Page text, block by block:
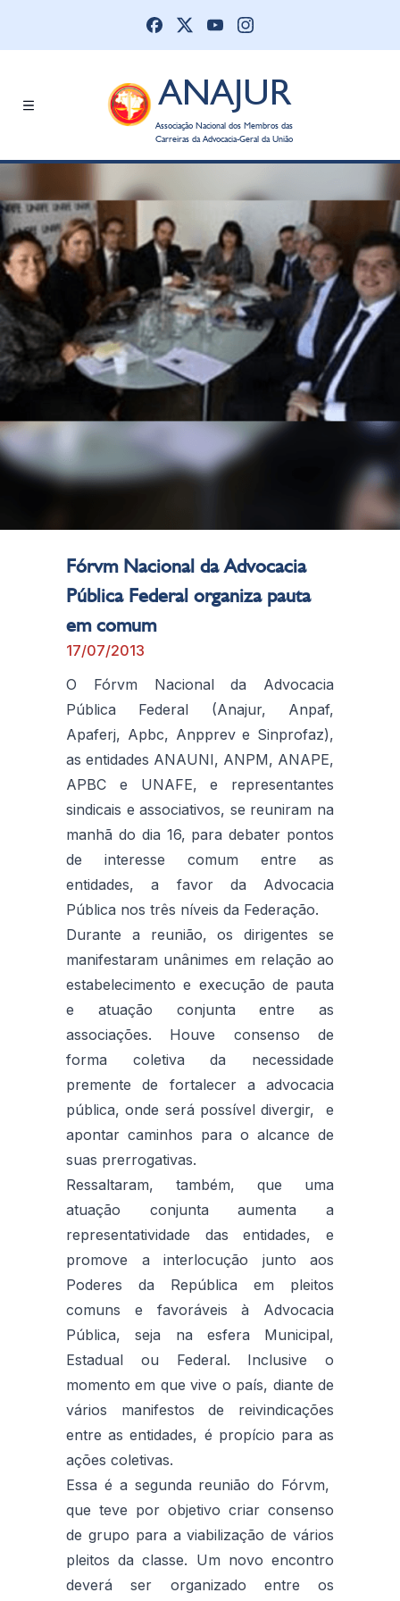
ANAJUR
Associação Nacional dos Membros das
Carreiras da Advocacia-Geral da União
Fórvm Nacional da Advocacia
Pública Federal organiza pauta
em comum
17/07/2013
O Fórvm Nacional da Advocacia
Pública Federal (Anajur, Anpaf,
Apaferj, Apbc, Anpprev e Sinprofaz),
as entidades ANAUNI, ANPM, ANAPE,
APBC e UNAFE, e representantes
sindicais e associativos, se reuniram na
manhã do dia 16, para debater pontos
de interesse comum entre as
entidades, a favor da Advocacia
Pública nos três níveis da Federação.
Durante a reunião, os dirigentes se
manifestaram unânimes em relação ao
estabelecimento e execução de pauta
e atuação conjunta entre as
associações. Houve consenso de
forma coletiva da necessidade
premente de fortalecer a advocacia
pública, onde será possível divergir, e
apontar caminhos para o alcance de
suas prerrogativas.
Ressaltaram, também, que uma
atuação conjunta aumenta a
representatividade das entidades, e
promove a interlocução junto aos
Poderes da República em pleitos
comuns e favoráveis à Advocacia
Pública, seja na esfera Municipal,
Estadual ou Federal. Inclusive o
momento em que vive o país, diante de
vários manifestos de reivindicações
entre as entidades, é propício para as
ações coletivas.
Essa é a segunda reunião do Fórvm,
que teve por objetivo criar consenso
de grupo para a viabilização de vários
pleitos da classe. Um novo encontro
deverá ser organizado entre os